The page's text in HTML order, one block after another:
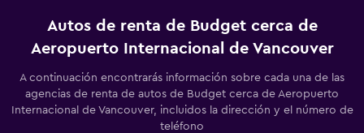
Autos de renta de Budget cerca de
Aeropuerto Internacional de Vancouver
A continuación encontrarás información sobre cada una de las
agencias de renta de autos de Budget cerca de Aeropuerto
Internacional de Vancouver, incluidos la dirección y el número de
teléfono